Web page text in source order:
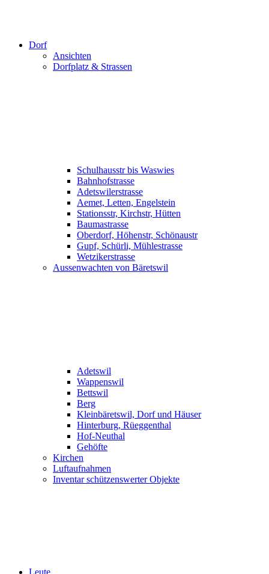
Dorf
Ansichten
Dorfplatz & Strassen
Schulhausstr bis Waswies
Bahnhofstrasse
Adetswilerstrasse
Aemet, Letten, Engelstein
Stationsstr, Kirchstr, Hütten
Baumastrasse
Oberdorf, Höhenstr, Schönaustr
Gupf, Schürli, Mühlestrasse
Wetzikerstrasse
Aussenwachten von Bäretswil
Adetswil
Wappenswil
Bettswil
Berg
Kleinbäretswil, Dorf und Häuser
Hinterburg, Rüeggenthal
Hof-Neuthal
Gehöfte
Kirchen
Luftaufnahmen
Inventar schützenswerter Objekte
Leute